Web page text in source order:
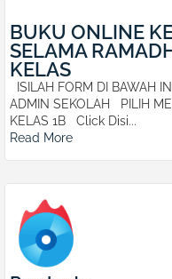
BUKU ONLINE
SELAMA
KELAS
ISILAH FORM DI BAWAH
ADMIN SEKOLAH PILIH
KELAS 1B Click Disi...
Read More